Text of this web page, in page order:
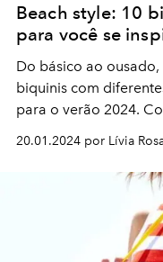
Beach style: 10
para você se
Do básico ao
biquinis com
para o verão 2024.
20.01.2024 por Lívia